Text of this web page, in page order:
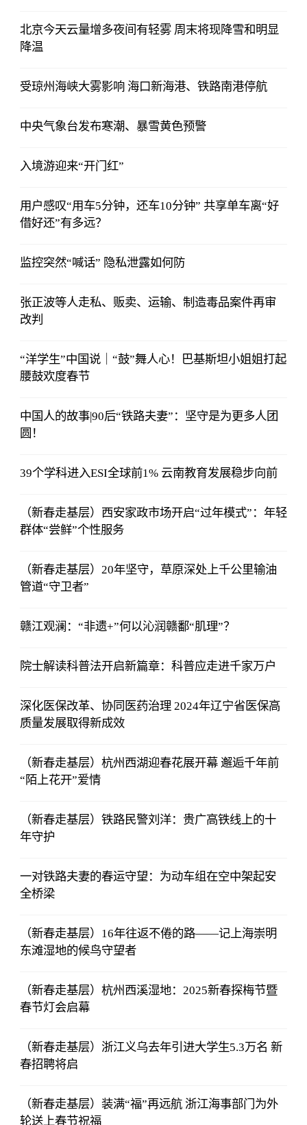
北京今天云量增多夜间有轻雾 周末将现降雪和明显
降温
受琼州海峡大雾影响 海口新海港、铁路南港停航
中央气象台发布寒潮、暴雪黄色预警
入境游迎来“开门红”
用户感叹“用车5分钟，还车10分钟” 共享单车离“好
借好还”有多远？
监控突然“喊话” 隐私泄露如何防
张正波等人走私、贩卖、运输、制造毒品案件再审
改判
“洋学生”中国说｜“鼓”舞人心！巴基斯坦小姐姐打起
腰鼓欢度春节
中国人的故事|90后“铁路夫妻”：坚守是为更多人团
圆！
39个学科进入ESI全球前1% 云南教育发展稳步向前
（新春走基层）西安家政市场开启“过年模式”：年轻
群体“尝鲜”个性服务
（新春走基层）20年坚守，草原深处上千公里输油
管道“守卫者”
赣江观澜：“非遗+”何以沁润赣鄱“肌理”？
院士解读科普法开启新篇章：科普应走进千家万户
深化医保改革、协同医药治理 2024年辽宁省医保高
质量发展取得新成效
（新春走基层）杭州西湖迎春花展开幕 邂逅千年前
“陌上花开”爱情
（新春走基层）铁路民警刘洋：贵广高铁线上的十
年守护
一对铁路夫妻的春运守望：为动车组在空中架起安
全桥梁
（新春走基层）16年往返不倦的路——记上海崇明
东滩湿地的候鸟守望者
（新春走基层）杭州西溪湿地：2025新春探梅节暨
春节灯会启幕
（新春走基层）浙江义乌去年引进大学生5.3万名 新
春招聘将启
（新春走基层）装满“福”再远航 浙江海事部门为外
轮送上春节祝福